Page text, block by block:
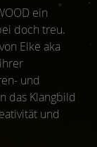
ein
doch treu.
Elke aka
und
das Klangbild
und